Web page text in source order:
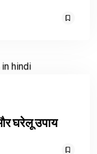
घरेलू उपाय